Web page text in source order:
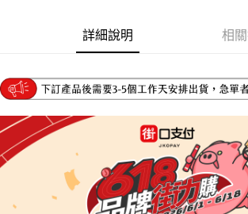
玉山商業銀行
星展（台灣
台新國際商業銀行
中國信託商
元大商業銀行
永豐商業銀行
玉山商業銀行
台灣樂天信用卡公司
大哥付你分期
相關說明
【大哥付你分期使用說明】
1.本服務由台灣大哥大提供，台灣大哥大用戶可立即使
2.付款方式選擇「大哥付你分期」，訂單成立後會自動
流程，驗證手機門號後，選擇欲分期的期數、繳款截
3.實際核准額度、可分期數及費用金額請依後續交易確
AFTEE先享後付
【關於「AFTEE先享後付」】
AFTEE先享後付是「在收到商品之後才付款」的支付
ATM付款
詳細說明 相